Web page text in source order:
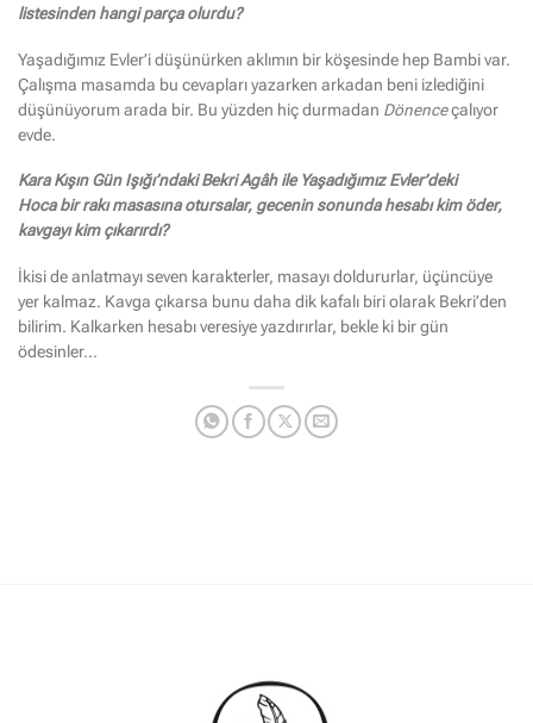
listesinden hangi parça olurdu?
Yaşadığımız Evler’i düşünürken aklımın bir köşesinde hep Bambi var.
Çalışma masamda bu cevapları yazarken arkadan beni izlediğini
düşünüyorum arada bir. Bu yüzden hiç durmadan Dönenceçalıyor
evde.
Kara Kışın Gün Işığı’ndaki Bekri Agâh ile Yaşadığımız Evler’deki
Hoca bir rakı masasına otursalar, gecenin sonunda hesabı kim öder,
kavgayı kim çıkarırdı?
İkisi de anlatmayı seven karakterler, masayı doldururlar, üçüncüye
yer kalmaz. Kavga çıkarsa bunu daha dik kafalı biri olarak Bekri’den
bilirim. Kalkarken hesabı veresiye yazdırırlar, bekle ki bir gün
ödesinler…